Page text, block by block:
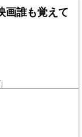
画誰も覚えて